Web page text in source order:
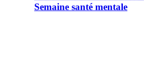
Semaine santé mentale